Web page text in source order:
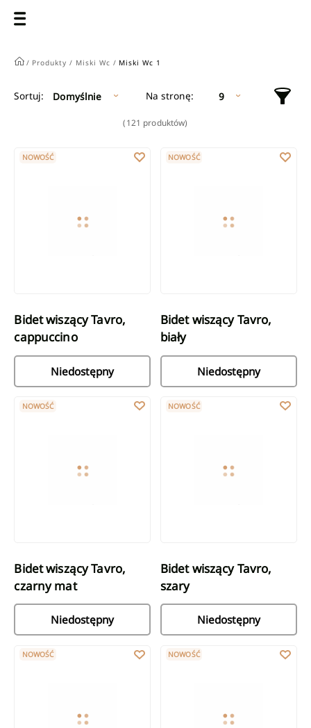
/ Produkty / Miski Wc / Miski Wc 1
Sortuj: Domyślnie Na stronę: 9
(121 produktów)
Bidet wiszący Tavro, cappuccino
NOWOŚĆ
Bidet wiszący Tavro,
cappuccino
Niedostępny
Bidet wiszący Tavro, biały
NOWOŚĆ
Bidet wiszący Tavro,
biały
Niedostępny
Bidet wiszący Tavro, czarny mat
NOWOŚĆ
Bidet wiszący Tavro,
czarny mat
Niedostępny
Bidet wiszący Tavro, szary
NOWOŚĆ
Bidet wiszący Tavro,
szary
Niedostępny
Przycisk spłukujący do stelaża podtynkowego 605 grafit chrom
NOWOŚĆ Przycisk spłukujący do stelaża
NOWOŚĆ